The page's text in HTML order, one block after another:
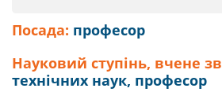
Посада: професор
Науковий ступінь, вчене
технічних наук, професор